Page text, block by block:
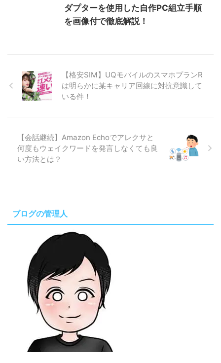
ダプターを使用した自作PC組立手順
を画像付で徹底解説！
【格安SIM】UQモバイルのスマホプランR
は明らかに某キャリア回線に対抗意識して
いる件！
【会話継続】Amazon Echoでアレクサと
何度もウェイクワードを発言しなくても良
い方法とは？
ブログの管理人